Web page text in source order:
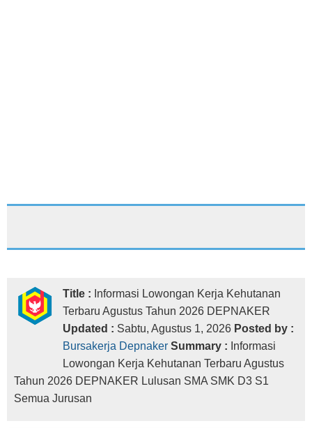
Title : Informasi Lowongan Kerja Kehutanan
Terbaru Agustus Tahun 2026 DEPNAKER
Updated : Sabtu, Agustus 1, 2026 Posted by :
Bursakerja Depnaker Summary : Informasi
Lowongan Kerja Kehutanan Terbaru Agustus
Tahun 2026 DEPNAKER Lulusan SMA SMK D3 S1
Semua Jurusan